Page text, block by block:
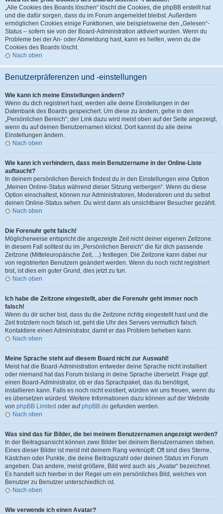
„Alle Cookies des Boards löschen“ löscht die Cookies, die phpBB erstellt hat
und die dafür sorgen, dass du im Forum angemeldet bleibst. Außerdem
ermöglichen Cookies einige Funktionen, wie beispielsweise den „Gelesen“-
Status – sofern sie von der Board-Administration aktiviert wurden. Wenn du
Probleme bei der An- oder Abmeldung hast, kann es helfen, wenn du die
Cookies des Boards löscht.
Nach oben
Benutzerpräferenzen und -einstellungen
Wie kann ich meine Einstellungen ändern?
Wenn du dich registriert hast, werden alle deine Einstellungen in der
Datenbank des Boards gespeichert. Um diese zu ändern, gehe in den
„Persönlichen Bereich“; der Link dazu wird meist oben auf der Seite angezeigt,
wenn du auf deinen Benutzernamen klickst. Dort kannst du alle deine
Einstellungen ändern.
Nach oben
Wie kann ich verhindern, dass mein Benutzername in der Online-Liste
auftaucht?
In deinem persönlichen Bereich findest du in den Einstellungen eine Option
„Meinen Online-Status während dieser Sitzung verbergen“. Wenn du diese
Option einschaltest, können nur Administratoren, Moderatoren und du selbst
deinen Online-Status sehen. Du wirst dann als unsichtbarer Besucher gezählt.
Nach oben
Die Forenuhr geht falsch!
Möglicherweise entspricht die angezeigte Zeit nicht deiner eigenen Zeitzone.
In diesem Fall solltest du im „Persönlichen Bereich“ die für dich passende
Zeitzone (Mitteleuropäische Zeit, ...) festlegen. Die Zeitzone kann dabei nur
von registrierten Benutzern geändert werden. Wenn du noch nicht registriert
bist, ist dies ein guter Grund, dies jetzt zu tun.
Nach oben
Ich habe die Zeitzone eingestellt, aber die Forenuhr geht immer noch
falsch!
Wenn du dir sicher bist, dass du die Zeitzone richtig eingestellt hast und die
Zeit trotzdem noch falsch ist, geht die Uhr des Servers vermutlich falsch.
Kontaktiere einen Administrator, damit er das Problem beheben kann.
Nach oben
Meine Sprache steht auf diesem Board nicht zur Auswahl!
Meist hat die Board-Administration entweder deine Sprache nicht installiert
oder niemand hat das Forum bislang in deine Sprache übersetzt. Frage ggf.
einen Board-Administrator, ob er das Sprachpaket, das du benötigst,
installieren kann. Falls es noch nicht existiert, würden wir uns freuen, wenn du
es übersetzen würdest. Weitere Informationen dazu können auf der Website
von phpBB Limited oder aufphpBB.de gefunden werden.
Nach oben
Was sind das für Bilder, die bei meinem Benutzernamen angezeigt werden?
In der Beitragsansicht können zwei Bilder bei deinem Benutzernamen stehen.
Eines dieser Bilder ist meist mit deinem Rang verknüpft: Oft sind dies Sterne,
Kästchen oder Punkte, die deine Beitragszahl oder deinen Status im Forum
angeben. Das andere, meist größere, Bild wird auch als „Avatar“ bezeichnet.
Es handelt sich hierbei in der Regel um ein persönliches Bild, welches von
Benutzer zu Benutzer unterschiedlich ist.
Nach oben
Wie verwende ich einen Avatar?